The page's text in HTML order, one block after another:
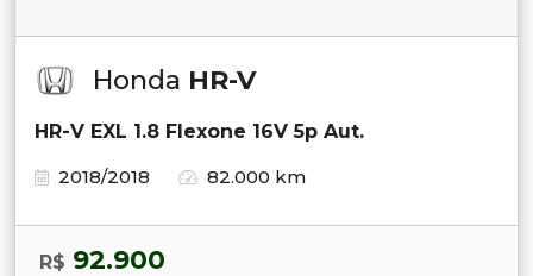
Honda HR-V
HR-V EXL 1.8 Flexone 16V 5p Aut.
2018/2018
82.000 km
R$ 92.900